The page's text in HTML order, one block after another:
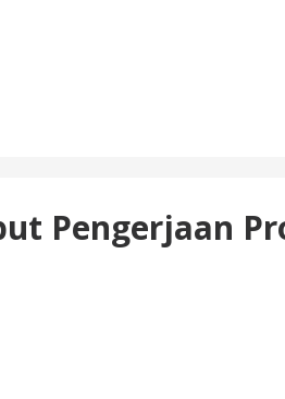
Pengerjaan